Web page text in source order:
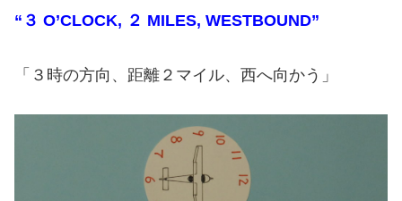
“３ O’CLOCK, ２ MILES, WESTBOUND”
「３時の方向、距離２マイル、西へ向かう」